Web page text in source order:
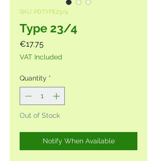
SKU: PDTYPE23/4
Type 23/4
€17.75Price
VAT Included
Quantity *
Out of Stock
Notify When Available